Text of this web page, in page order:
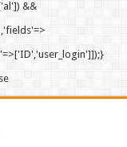
&&